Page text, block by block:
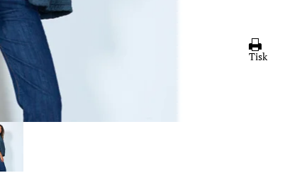
Tisk